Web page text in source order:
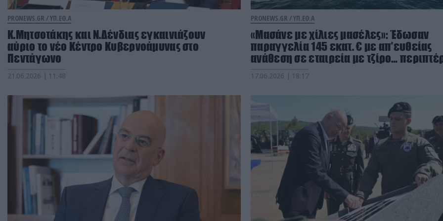
PRONEWS.GR /ΥΠ.ΕΘ.Α
Κ.Μητσοτάκης και Ν.Δένδιας εγκαινιάζουν
αύριο το νέο Κέντρο Κυβερνοάμυνας στο
Πεντάγωνο
21.06.2026 | 11:48
PRONEWS.GR /ΥΠ.ΕΘ.Α
«Μασάνε με χίλιες μασέλες»: Έδωσαν
παραγγελία 145 εκατ. € με απ’ευθείας
ανάθεση σε εταιρεία με τζίρο…
17.06.2026 | 18:17